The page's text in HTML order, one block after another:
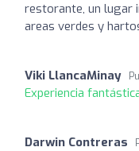
restorante, un lugar
areas verdes y
Viki LlancaMinay
Experiencia
Darwin Contreras